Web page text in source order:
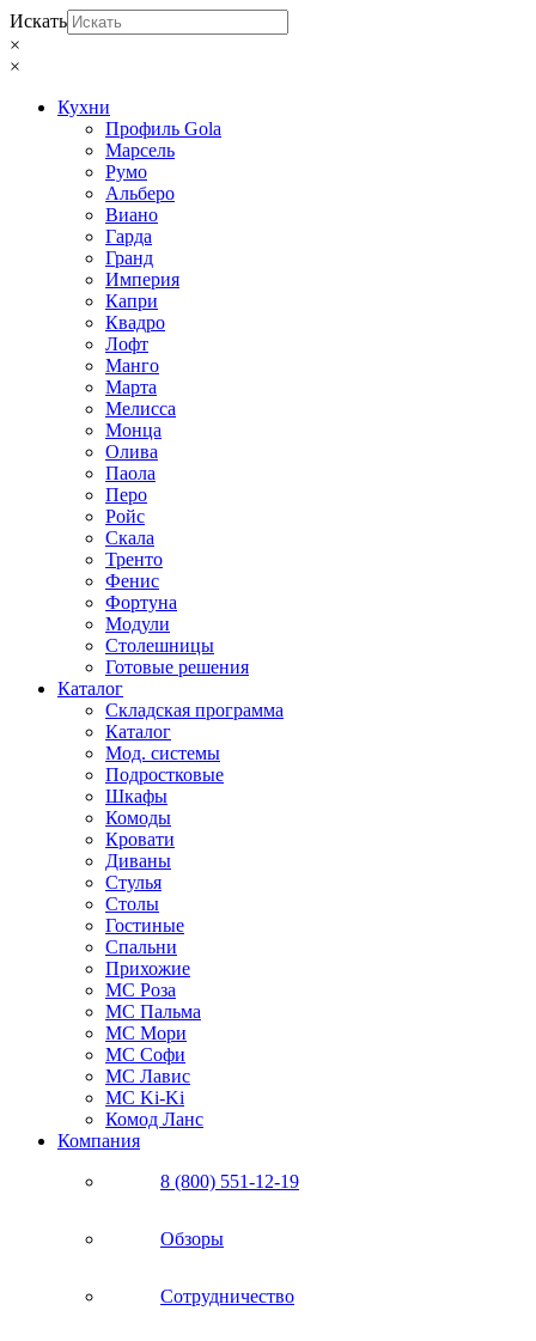
Искать
×
×
Кухни
Профиль Gola
Марсель
Румо
Альберо
Виано
Гарда
Гранд
Империя
Капри
Квадро
Лофт
Манго
Марта
Мелисса
Монца
Олива
Паола
Перо
Ройс
Скала
Тренто
Фенис
Фортуна
Модули
Столешницы
Готовые решения
Каталог
Складская программа
Каталог
Мод. системы
Подростковые
Шкафы
Комоды
Кровати
Диваны
Стулья
Столы
Гостиные
Спальни
Прихожие
МС Роза
МС Пальма
МС Мори
МС Софи
МС Лавис
МС Ki-Ki
Комод Ланс
Компания
8 (800) 551-12-19
Обзоры
Сотрудничество